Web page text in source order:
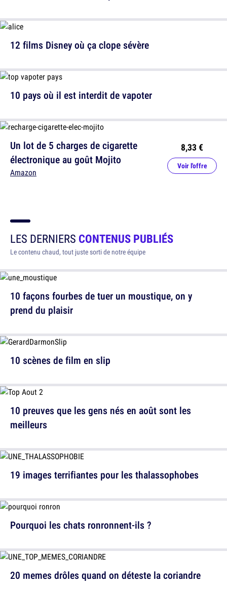
10 pays où il est interdit de vapoter
12 films Disney où ça clope sévère
Un lot de 5 charges de cigarette
électronique au goût Mojito
Amazon
8,33 €
Voir l'offre
LES DERNIERS CONTENUS PUBLIÉS
Le contenu chaud, tout juste sorti de notre équipe
10 façons fourbes de tuer un moustique, on y
prend du plaisir
10 preuves que les gens nés en août sont les
meilleurs
Pourquoi les chats ronronnent-ils ?
10 scènes de film en slip
19 images terrifiantes pour les thalassophobes
20 memes drôles quand on déteste la coriandre